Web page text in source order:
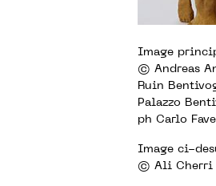
Image
© Andreas
Ruin
Palazzo
ph Carlo
Image ci-
© Ali Cherri